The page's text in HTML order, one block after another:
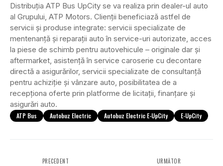
Distribuţia ATP Bus UpCity se va realiza prin dealer-ul auto
al Grupului, ATP Motors. Clienţii beneficiază astfel de
servicii și produse integrate: servicii specializate de
mentenanţă şi reparaţii auto în service-uri autorizate, acces
la piese de schimb pentru autovehicule – originale dar și
aftermarket, asistenţă în service caroserie cu decontare
directă a asigurărilor, servicii specializate de consultanţă
pentru achiziție și vânzare auto, posibilitatea de a
recepționa oferte prin platforme de licitații, finanţare și
asigurări auto.
ATP Bus Autobuz Electric Autobuz Electric E-UpCity E-UpCity
PRECEDENT URMĂTOR